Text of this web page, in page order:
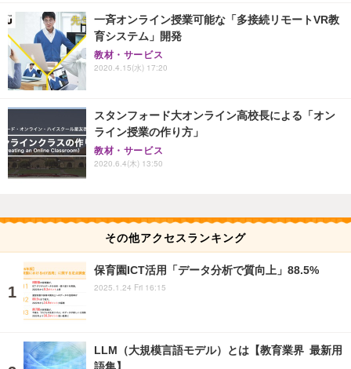
一斉オンライン授業可能な「多接続リモートVR教
育システム」開発
教材・サービス
2020.4.15(水) 17:20
スタンフォード大オンライン高校長による「オン
ライン授業の作り方」
教材・サービス
2020.6.4(木) 13:50
その他アクセスランキング
保育園ICT活用「データ分析で質向上」88.5%
2025.1.24 Fri 16:15
LLM（大規模言語モデル）とは【教育業界 最新用
語集】